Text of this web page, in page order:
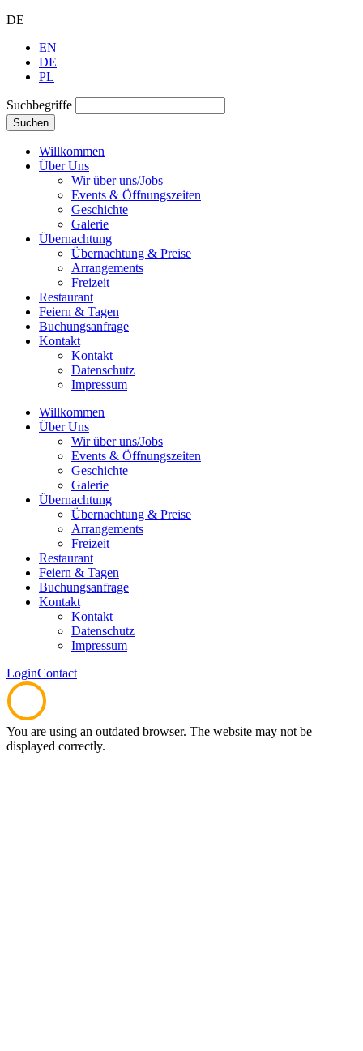
DE
EN
DE
PL
Suchbegriffe
Suchen
Willkommen
Über Uns
Wir über uns/Jobs
Events & Öffnungszeiten
Geschichte
Galerie
Übernachtung
Übernachtung & Preise
Arrangements
Freizeit
Restaurant
Feiern & Tagen
Buchungsanfrage
Kontakt
Kontakt
Datenschutz
Impressum
Willkommen
Über Uns
Wir über uns/Jobs
Events & Öffnungszeiten
Geschichte
Galerie
Übernachtung
Übernachtung & Preise
Arrangements
Freizeit
Restaurant
Feiern & Tagen
Buchungsanfrage
Kontakt
Kontakt
Datenschutz
Impressum
LoginContact
You are using an outdated browser. The website may not be
displayed correctly.